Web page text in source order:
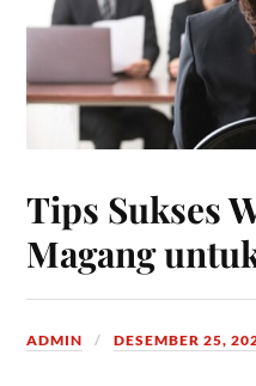
Tips Sukses
Magang
ADMIN DESEMBER 25,